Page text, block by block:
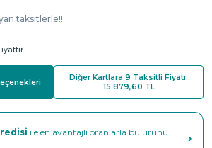
taksitlerle!!
Diğer Kartlara 9 Taksitli Fiyatı:
15.879,60 TL
ile en avantajlı oranlarla bu ürünü
›